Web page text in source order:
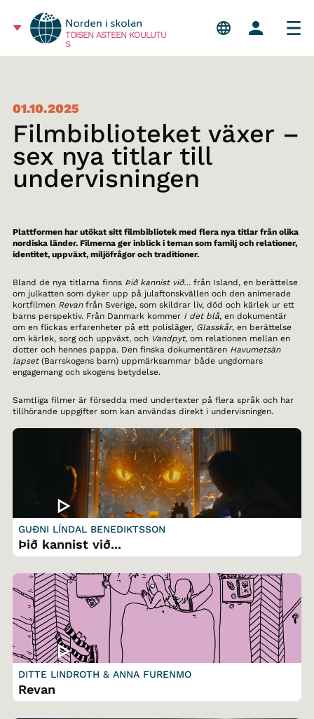
TOISEN ASTEEN KOULUTU
S
01.10.2025
Filmbiblioteket växer –
sex nya titlar till
undervisningen
Plattformen har utökat sitt filmbibliotek med flera nya titlar från olika
nordiska länder. Filmerna ger inblick i teman som familj och relationer,
identitet, uppväxt, miljöfrågor och traditioner.
Bland de nya titlarna finns Þið kannist við…från Island, en berättelse
om julkatten som dyker upp på julaftonskvällen och den animerade
kortfilmen Revanfrån Sverige, som skildrar liv, död och kärlek ur ett
barns perspektiv. Från Danmark kommer I det blå, en dokumentär
om en flickas erfarenheter på ett polisläger, Glasskår, en berättelse
om kärlek, sorg och uppväxt, och Vandpyt, om relationen mellan en
dotter och hennes pappa. Den finska dokumentären Havumetsän
lapset (Barrskogens barn) uppmärksammar både ungdomars
engagemang och skogens betydelse.
Samtliga filmer är försedda med undertexter på flera språk och har
tillhörande uppgifter som kan användas direkt i undervisningen.
GUÐNI LÍNDAL BENEDIKTSSON
Þið kannist við...
DITTE LINDROTH & ANNA FURENMO
Revan